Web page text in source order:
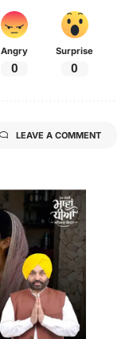
Angry
0
Surprise
0
LEAVE A COMMENT